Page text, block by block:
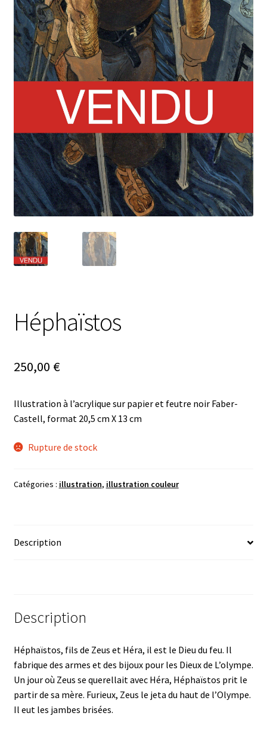
Héphaïstos
250,00 €
Illustration à l’acrylique sur papier et feutre noir Faber-
Castell, format 20,5 cm X 13 cm
Rupture de stock
Catégories : illustration, illustration couleur
Description
Description
Héphaïstos, fils de Zeus et Héra, il est le Dieu du feu. Il
fabrique des armes et des bijoux pour les Dieux de L’olympe.
Un jour où Zeus se querellait avec Héra, Héphaïstos prit le
partir de sa mère. Furieux, Zeus le jeta du haut de l’Olympe.
Il eut les jambes brisées.